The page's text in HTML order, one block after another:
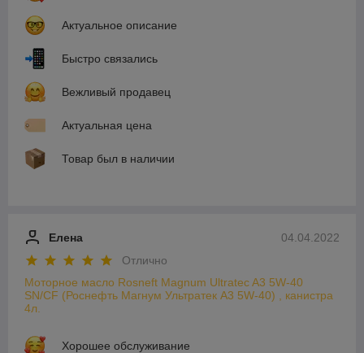
Актуальное описание
Быстро связались
Вежливый продавец
Актуальная цена
Товар был в наличии
04.04.2022
Елена
Отлично
Моторное масло Rosneft Magnum Ultratec A3 5W-40
SN/CF (Роснефть Магнум Ультратек A3 5W-40) , канистра
4л.
Хорошее обслуживание